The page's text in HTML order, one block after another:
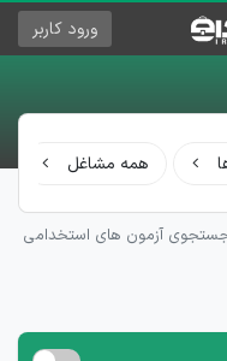
ورود کاربر
همه مشاغل
آزمون های استخدامی